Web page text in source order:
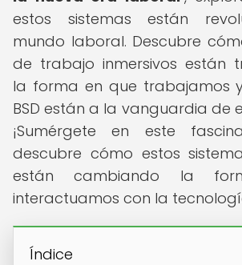
estos sistemas están
mundo laboral. Descubre
de trabajo inmersivos están
la forma en que trabajamos
BSD están a la vanguardia de
¡Sumérgete en este
descubre cómo estos
están cambiando la
interactuamos con la
Índice